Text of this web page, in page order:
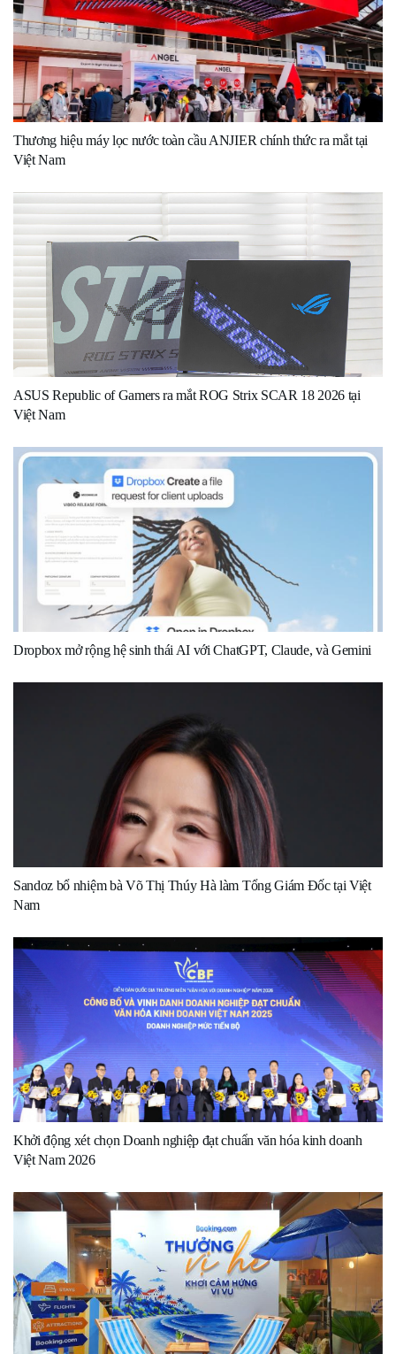
Thương hiệu máy lọc nước toàn cầu ANJIER chính thức ra mắt tại
Việt Nam
ASUS Republic of Gamers ra mắt ROG Strix SCAR 18 2026 tại
Việt Nam
Dropbox mở rộng hệ sinh thái AI với ChatGPT, Claude, và Gemini
Sandoz bổ nhiệm bà Võ Thị Thúy Hà làm Tổng Giám Đốc tại Việt
Nam
Khởi động xét chọn Doanh nghiệp đạt chuẩn văn hóa kinh doanh
Việt Nam 2026